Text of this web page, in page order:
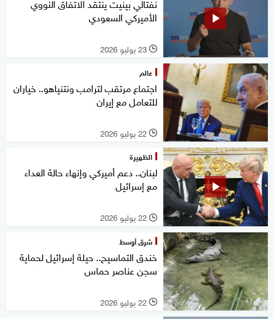
الأميركي السعودي
l 23 يوليو 2026
عالم
اجتماع مرتقب لترامب ونتنياهو.. خياران
للتعامل مع إيران
l 22 يوليو 2026
الظهيرة
لبنان.. دعم أميركي وإنهاء حالة العداء
مع إسرائيل
l 22 يوليو 2026
شرق أوسط
خندق التماسيح.. حيلة إسرائيل لحماية
سجن عناصر حماس
l 22 يوليو 2026